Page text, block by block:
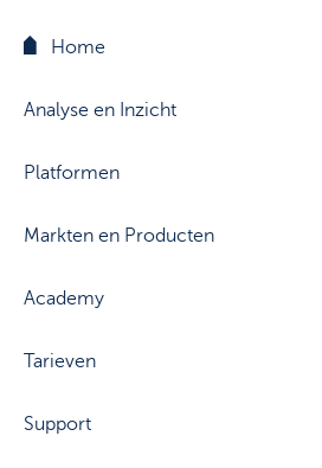
Home
Analyse en Inzicht
Platformen
Markten en Producten
Academy
Tarieven
Support